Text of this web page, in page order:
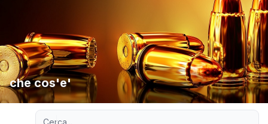
che cos'e'